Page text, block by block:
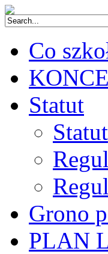
Co
Statut
Statut
Grono
PLAN